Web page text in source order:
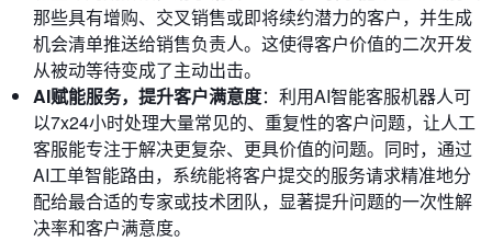
那些具有增购、交叉销售或即将续约潜力的客户，并生成
机会清单推送给销售负责人。这使得客户价值的二次开发
从被动等待变成了主动出击。
AI赋能服务，提升客户满意度：利用AI智能客服机器人可
以7x24小时处理大量常见的、重复性的客户问题，让人工
客服能专注于解决更复杂、更具价值的问题。同时，通过
AI工单智能路由，系统能将客户提交的服务请求精准地分
配给最合适的专家或技术团队，显著提升问题的一次性解
决率和客户满意度。